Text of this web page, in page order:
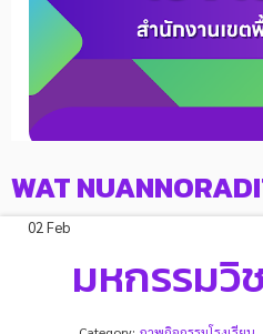
WAT
02 Feb
มหกรรมวิ